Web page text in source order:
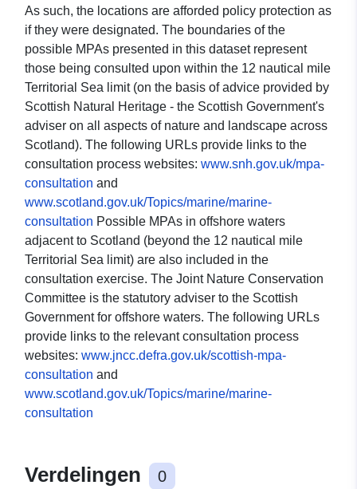
As such, the locations are afforded policy protection as
if they were designated. The boundaries of the
possible MPAs presented in this dataset represent
those being consulted upon within the 12 nautical mile
Territorial Sea limit (on the basis of advice provided by
Scottish Natural Heritage - the Scottish Government's
adviser on all aspects of nature and landscape across
Scotland). The following URLs provide links to the
consultation process websites: www.snh.gov.uk/mpa-
consultation and
www.scotland.gov.uk/Topics/marine/marine-
consultation Possible MPAs in offshore waters
adjacent to Scotland (beyond the 12 nautical mile
Territorial Sea limit) are also included in the
consultation exercise. The Joint Nature Conservation
Committee is the statutory adviser to the Scottish
Government for offshore waters. The following URLs
provide links to the relevant consultation process
websites: www.jncc.defra.gov.uk/scottish-mpa-
consultation and
www.scotland.gov.uk/Topics/marine/marine-
consultation
Verdelingen 0